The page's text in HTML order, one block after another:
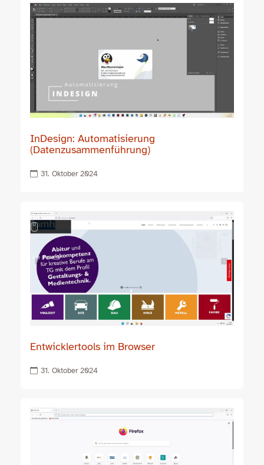
InDesign: Automatisierung
(Datenzusammenführung)
31. Oktober 2024
Entwicklertools im Browser
31. Oktober 2024